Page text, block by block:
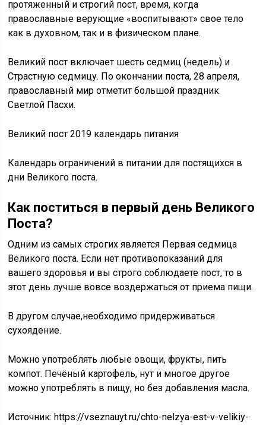
протяженный и строгий пост, время, когда
православные верующие «воспитывают» свое тело
как в духовном, так и в физическом плане.
Великий пост включает шесть седмиц (недель) и
Страстную седмицу. По окончании поста, 28 апреля,
православный мир отметит большой праздник
Светлой Пасхи.
Великий пост 2019 календарь питания
Календарь ограничений в питании для постящихся в
дни Великого поста.
Как поститься в первый день Великого
Поста?
Одним из самых строгих является Первая седмица
Великого поста. Если нет противопоказаний для
вашего здоровья и вы строго соблюдаете пост, то в
этот день лучше вовсе воздержаться от приема пищи.
В другом случае,необходимо придерживаться
сухоядение.
Можно употреблять любые овощи, фрукты, пить
компот. Печёный картофель, нут и многое другое
можно употреблять в пищу, но без добавления масла.
Источник:https://vseznauyt.ru/chto-nelzya-est-v-velikiy-